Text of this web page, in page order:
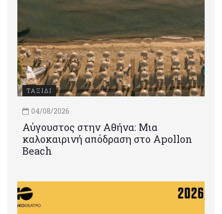
ΤΑΞΙΔΙ
04/08/2026
Αύγουστος στην Αθήνα: Μια
καλοκαιρινή απόδραση στο Apollon
Beach